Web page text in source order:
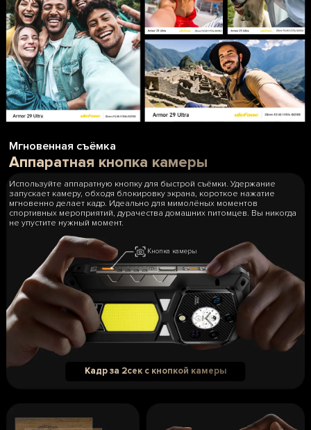
Мгновенная съёмка
Аппаратная кнопка камеры
Используйте аппаратную кнопку для быстрой съёмки. Удержание
запускает камеру, обходя блокировку экрана, короткое нажатие
мгновенно делает кадр. Идеально для мимолёных моментов
спортивных мероприятий, дурачества домашних питомцев. Вы никогда
не упустите нужный момент.
Кнопка камеры
Кадр за 2сек с кнопкой камеры